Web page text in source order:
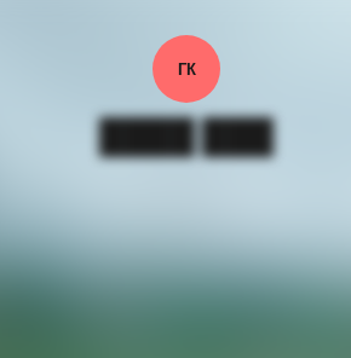
ГК
████ ███